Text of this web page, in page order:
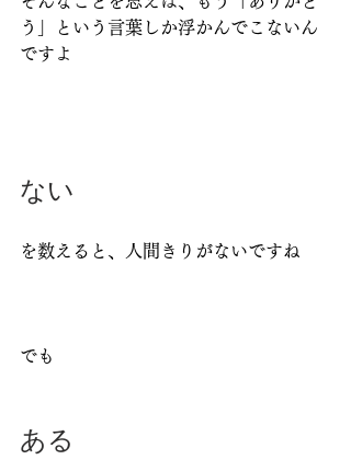
う」という言葉しか浮かんでこないん
ですよ
ない
を数えると、人間きりがないですね
でも
ある